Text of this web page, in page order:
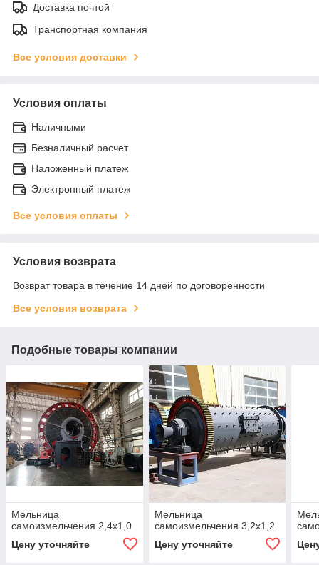
Доставка почтой
Транспортная компания
Все условия доставки
Условия оплаты
Наличными
Безналичный расчет
Наложенный платеж
Электронный платёж
Все условия оплаты
Условия возврата
Возврат товара в течение 14 дней по договоренности
Все условия возврата
Подобные товары компании
Мельница
самоизмельчения 2,4x1,0
Цену уточняйте
Мельница
самоизмельчения 3,2x1,2
Цену уточняйте